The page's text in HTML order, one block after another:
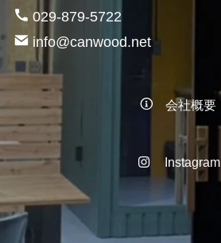
029-879-5722
info@canwood.net
会社概要
Instagram